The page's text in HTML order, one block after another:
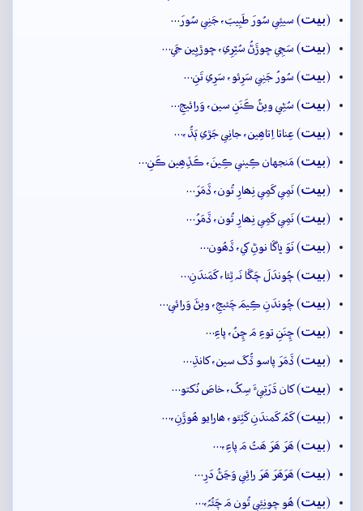
(بيت) سيئِي سُورَ طَبِيبَ، جَنِي سُورَ…
(بيت) سَڄِي ڇوڙَڻُ سُٿِرِي، ڇوڙيِين جَي…
(بيت) سُورُ جَنِي سَرِئو، سَرِي تَنِ…
(بيت) سُڻِي ويڻُ ڪَنَنِ سين، وَرائيجِ…
(بيت) عِناتا اِتاھِين، جانِي جَڙي ٻَڌُ،…
(بيت) مَنجهان ڪِيني ڪِينَ، ڪَڏِھِين ڪَنِ…
(بيت) نَمِي کَمِي نِھارِ تُون، ڏَمَرَ…
(بيت) نَمِي کَمِي نِھارِ تُون، ڏَمَرُ…
(بيت) نَوَ ڀاڱا نوڻِ کي، ڏَھُون…
(بيت) چُوندَلَ چَڱا نَہ ٿِئا، کَمَندَنِ…
(بيت) چُوندَنِ ڪِيمَ چَئيجِ، ويڻَ وَرائي…
(بيت) ڇِنَنِ توءِ مَ ڇِنُ، پاءِ…
(بيت) ڏَمَرَ پاسو ڏُکَ سين، کانڌِ…
(بيت) کان ڌَرَتِيءَ سِکُ، خاصَ نُکتو…
(بيت) کَمُ کَمندَنِ کَٽِئو، ھارايو ھُوڙَنِ،…
(بيت) ھَرَ ھَرَ ھَٿُ مَ پاءِ،…
(بيت) ھَرَھَرَ ھَرَ رائِي وَڃَڻُ دَرِ…
(بيت) ھُو چونِئِي تُون مَ چَئُہُ،…